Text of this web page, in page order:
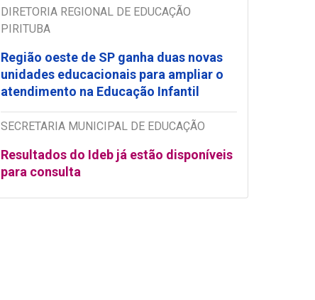
DIRETORIA REGIONAL DE EDUCAÇÃO
PIRITUBA
Região oeste de SP ganha duas novas
unidades educacionais para ampliar o
atendimento na Educação Infantil
SECRETARIA MUNICIPAL DE EDUCAÇÃO
Resultados do Ideb já estão disponíveis
para consulta